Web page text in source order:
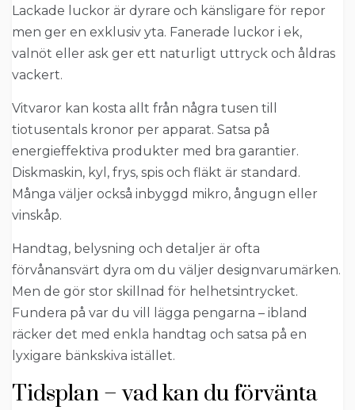
Lackade luckor är dyrare och känsligare för repor
men ger en exklusiv yta. Fanerade luckor i ek,
valnöt eller ask ger ett naturligt uttryck och åldras
vackert.
Vitvaror kan kosta allt från några tusen till
tiotusentals kronor per apparat. Satsa på
energieffektiva produkter med bra garantier.
Diskmaskin, kyl, frys, spis och fläkt är standard.
Många väljer också inbyggd mikro, ångugn eller
vinskåp.
Handtag, belysning och detaljer är ofta
förvånansvärt dyra om du väljer designvarumärken.
Men de gör stor skillnad för helhetsintrycket.
Fundera på var du vill lägga pengarna – ibland
räcker det med enkla handtag och satsa på en
lyxigare bänkskiva istället.
Tidsplan – vad kan du förvänta